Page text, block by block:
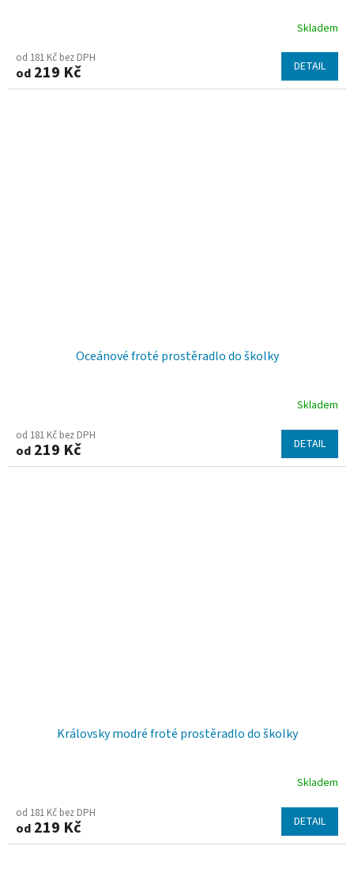
hodnocení
produktu
Skladem
od 181 Kč bez DPH
od 219 Kč DETAIL
Oceánové froté prostěradlo do školky
Skladem
od 181 Kč bez DPH
od 219 Kč DETAIL
Královsky modré froté prostěradlo do školky
Skladem
od 181 Kč bez DPH
od 219 Kč DETAIL